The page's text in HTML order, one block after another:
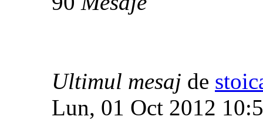
Ultimul mesaj de
Lun, 01 Oct 2012